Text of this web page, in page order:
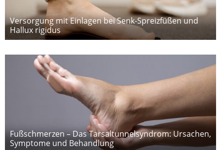
Versorgung mit Einlagen bei Senk-Spreizfüßen und
Hallux rigidus
Fußschmerzen – Das Tarsaltunnelsyndrom: Ursachen,
Symptome und Behandlung